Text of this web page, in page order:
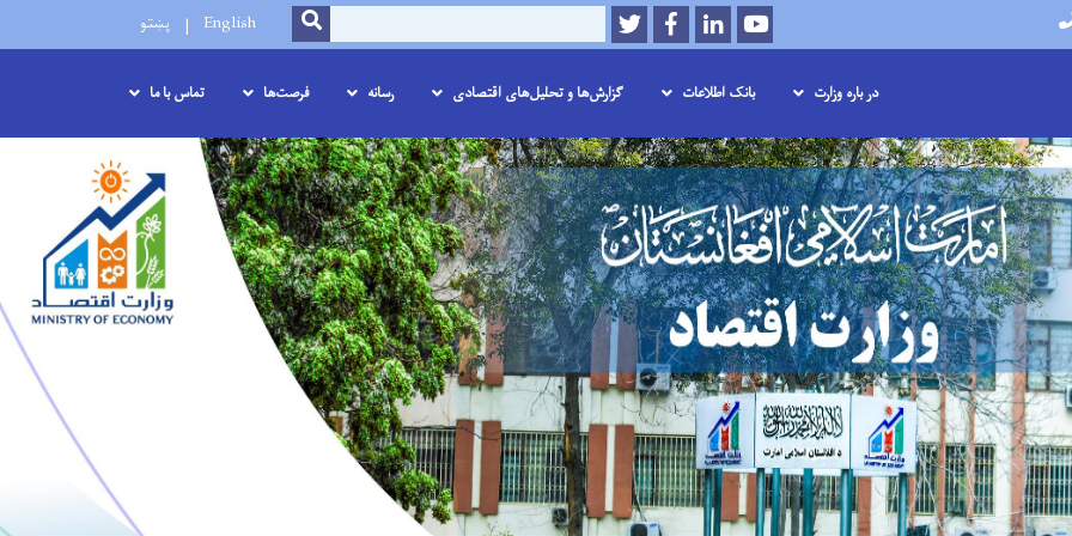
Skip
to
main
content
Youtube
LinkedIn
Facebook
Twitter
Search
SEARCH
English پښتو
در باره وزارت بانک اطلاعات گزارش‌ها و تحلیل‌های اقتصادی رسانه فرصت‌ها تماس با ما